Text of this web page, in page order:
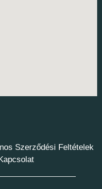
Szerződési Feltételek